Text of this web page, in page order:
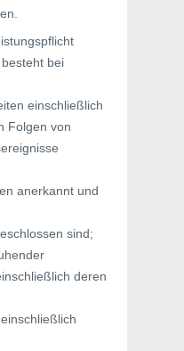
bei
einschließlich
Folgen von
anerkannt und
sind;
deren